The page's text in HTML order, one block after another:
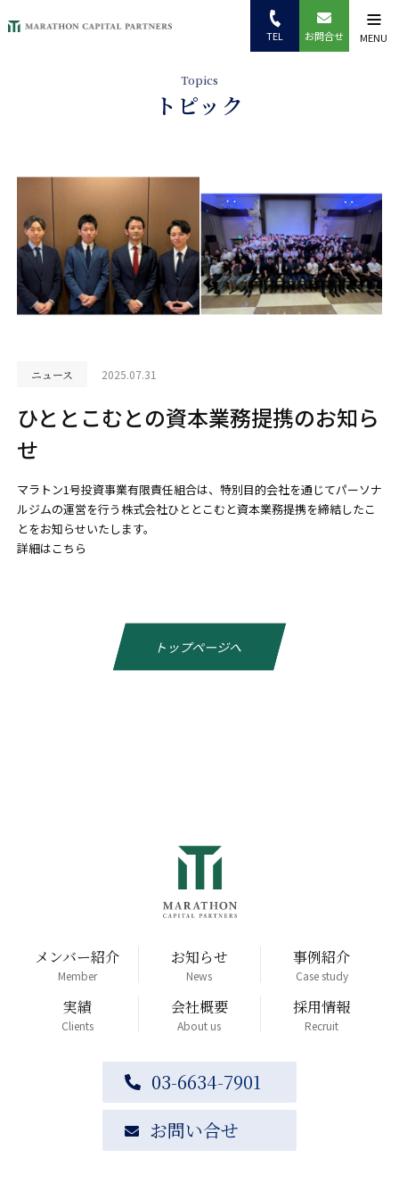
TEL お問合せ MENU
トピック
ニュース 2025.07.31
ひととこむとの資本業務提携のお知ら
せ
マラトン1号投資事業有限責任組合は、特別目的会社を通じてパーソナ
ルジムの運営を行う株式会社ひととこむと資本業務提携を締結したこ
とをお知らせいたします。
詳細はこちら
トップページへ
メンバー紹介
Member
お知らせ
News
事例紹介
Case study
実績
Clients
会社概要
About us
採用情報
Recruit
03-6634-7901
お問い合せ